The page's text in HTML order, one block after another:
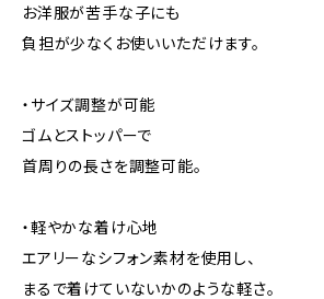
お洋服が苦手な子にも
負担が少なくお使いいただけます。
・サイズ調整が可能
ゴムとストッパーで
首周りの長さを調整可能。
・軽やかな着け心地
エアリーなシフォン素材を使用し、
まるで着けていないかのような軽さ。